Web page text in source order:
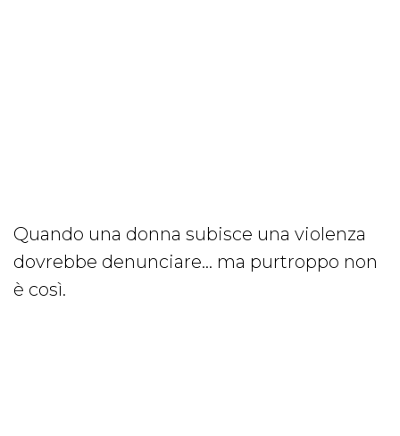
Quando una donna subisce una violenza
dovrebbe denunciare… ma purtroppo non
è così.